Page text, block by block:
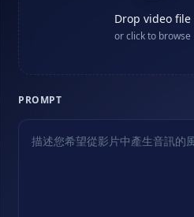
Drop video file
or click to browse
PROMPT